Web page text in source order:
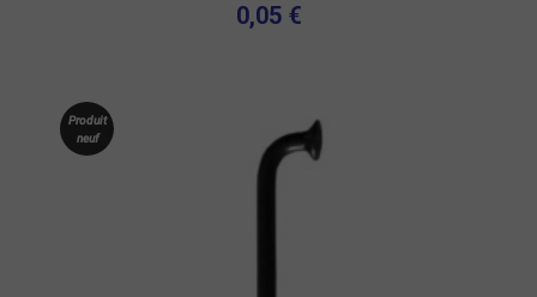
0,05 €
Produit
neuf